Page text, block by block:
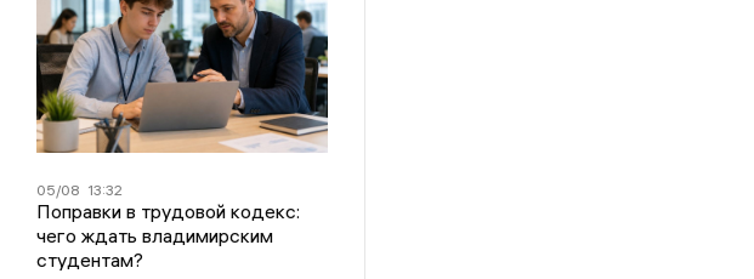
05/08 13:32
Поправки в трудовой кодекс:
чего ждать владимирским
студентам?